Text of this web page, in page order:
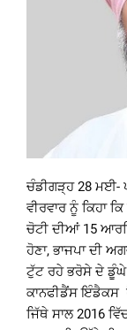
ਚੰਡੀਗੜ੍ਹ 28 ਮਈ-
ਵੀਰਵਾਰ ਨੂੰ ਕਿਹਾ
ਚੋਟੀ ਦੀਆਂ 15
ਹੋਣਾ, ਭਾਜਪਾ ਦੀ
ਟੁੱਟ ਰਹੇ ਭਰੋਸੇ ਦੇ
ਕਾਨਫੀਡੈਂਸ ਇੰਡੈਕਸ
ਜਿੱਥੇ ਸਾਲ 2016